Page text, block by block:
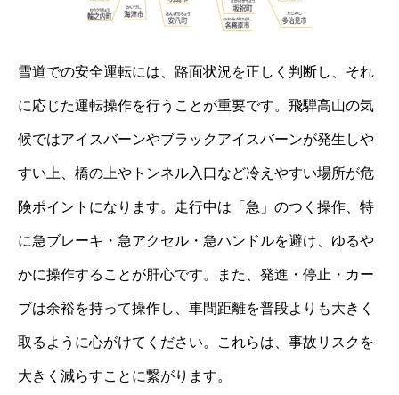
雪道での安全運転には、路面状況を正しく判断し、それ
に応じた運転操作を行うことが重要です。飛騨高山の気
候ではアイスバーンやブラックアイスバーンが発生しや
すい上、橋の上やトンネル入口など冷えやすい場所が危
険ポイントになります。走行中は「急」のつく操作、特
に急ブレーキ・急アクセル・急ハンドルを避け、ゆるや
かに操作することが肝心です。また、発進・停止・カー
ブは余裕を持って操作し、車間距離を普段よりも大きく
取るように心がけてください。これらは、事故リスクを
大きく減らすことに繋がります。